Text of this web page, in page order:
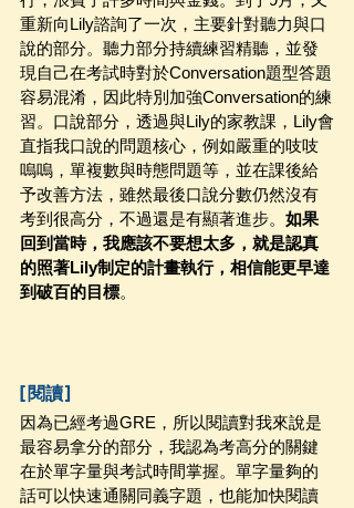
重新向Lily諮詢了一次，主要針對聽力與口
說的部分。聽力部分持續練習精聽，並發
現自己在考試時對於Conversation題型答題
容易混淆，因此特別加強Conversation的練
習。口說部分，透過與Lily的家教課，Lily會
直指我口說的問題核心，例如嚴重的吱吱
嗚嗚，單複數與時態問題等，並在課後給
予改善方法，雖然最後口說分數仍然沒有
考到很高分，不過還是有顯著進步。 如果
回到當時，我應該不要想太多，就是認真
的照著Lily制定的計畫執行，相信能更早達
到破百的目標。
[閱讀]
因為已經考過GRE，所以閱讀對我來說是
最容易拿分的部分，我認為考高分的關鍵
在於單字量與考試時間掌握。單字量夠的
話可以快速通關同義字題，也能加快閱讀